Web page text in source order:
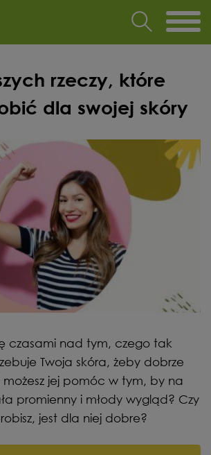
rzeczy, które
dla swojej skóry
czasami nad tym, czego tak
Twoja skóra, żeby dobrze
jej pomóc w tym, by na
promienny i młody wygląd? Czy
jest dla niej dobre?